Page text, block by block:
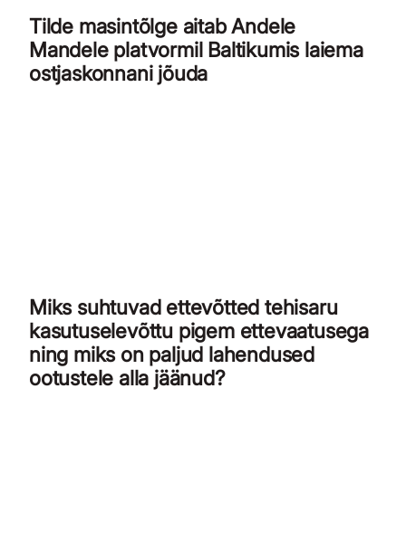
Tilde masintõlge aitab Andele
Mandele platvormil Baltikumis laiema
ostjaskonnani jõuda
Miks suhtuvad ettevõtted tehisaru
kasutuselevõttu pigem ettevaatusega
ning miks on paljud lahendused
ootustele alla jäänud?